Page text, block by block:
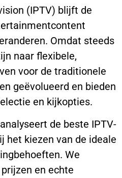
(IPTV) blijft de
Omdat steeds
naar flexibele,
voor de traditionele
geëvolueerd en bieden
en kijkopties.
de beste IPTV-
het kiezen van de ideale
We
en echte